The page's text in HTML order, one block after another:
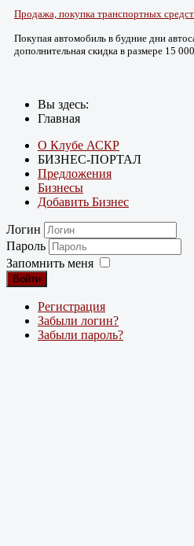
Продажа, покупка транспортных
Покупая автомобиль в будние дни
дополнительная скидка в размере 15
Вы здесь:
Главная
О Клубе АСКР
БИЗНЕС-ПОРТАЛ
Предложения
Бизнесы
Добавить Бизнес
Логин
Пароль
Запомнить меня
Войти
Регистрация
Забыли логин?
Забыли пароль?